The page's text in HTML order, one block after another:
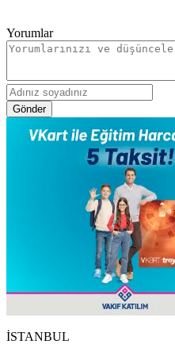
Yorumlar
Gönder
İSTANBUL